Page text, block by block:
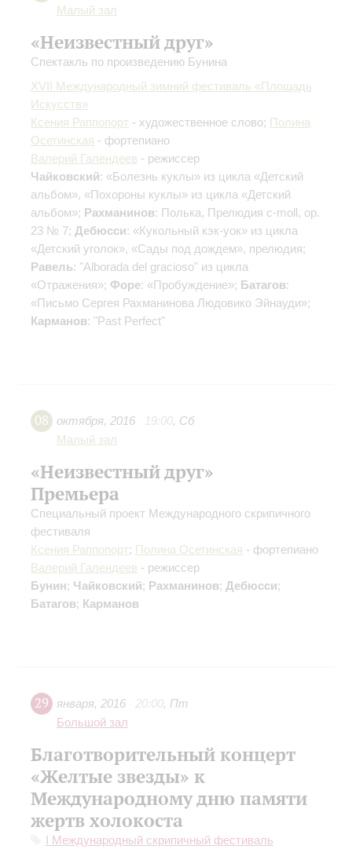
Малый зал
«Неизвестный друг»
Спектакль по произведению Бунина
XVII Международный зимний фестиваль «Площадь
Искусств»
Ксения Раппопорт - художественное слово; Полина
Осетинская - фортепиано
Валерий Галендеев - режиссер
Чайковский: «Болезнь куклы» из цикла «Детский
альбом», «Похороны куклы» из цикла «Детский
альбом»; Рахманинов: Полька, Прелюдия c-moll, ор.
23 № 7; Дебюсси: «Кукольный кэк-уок» из цикла
«Детский уголок», «Сады под дождем», прелюдия;
Равель: "Alborada del gracioso" из цикла
«Отражения»; Форе: «Пробуждение»; Батагов:
«Письмо Сергея Рахманинова Людовико Эйнауди»;
Карманов: "Past Perfect"
08 октября, 2016 19:00, Сб
Малый зал
«Неизвестный друг»
Премьера
Специальный проект Международного скрипичного
фестиваля
Ксения Раппопорт; Полина Осетинская - фортепиано
Валерий Галендеев - режиссер
Бунин; Чайковский; Рахманинов; Дебюсси;
Батагов; Карманов
29 января, 2016 20:00, Пт
Большой зал
Благотворительный концерт
«Желтые звезды» к
Международному дню памяти
жертв холокоста
I Международный скрипичный фестиваль